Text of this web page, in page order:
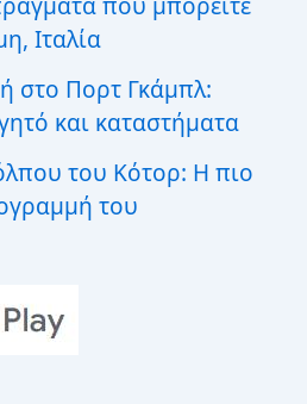
Ιταλία
στο Πορτ Γκάμπλ:
και καταστήματα
του Κότορ: Η πιο
του